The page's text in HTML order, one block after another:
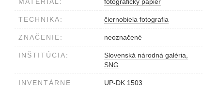
MATERIÁL: fotografický papier
TECHNIKA: čiernobiela fotografia
ZNAČENIE: neoznačené
INŠTITÚCIA:
Slovenská národná galéria,
SNG
INVENTÁRNE
UP-DK 1503